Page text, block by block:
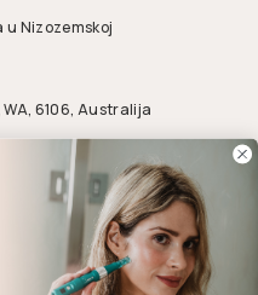
Nizozemskoj
6106, Australija